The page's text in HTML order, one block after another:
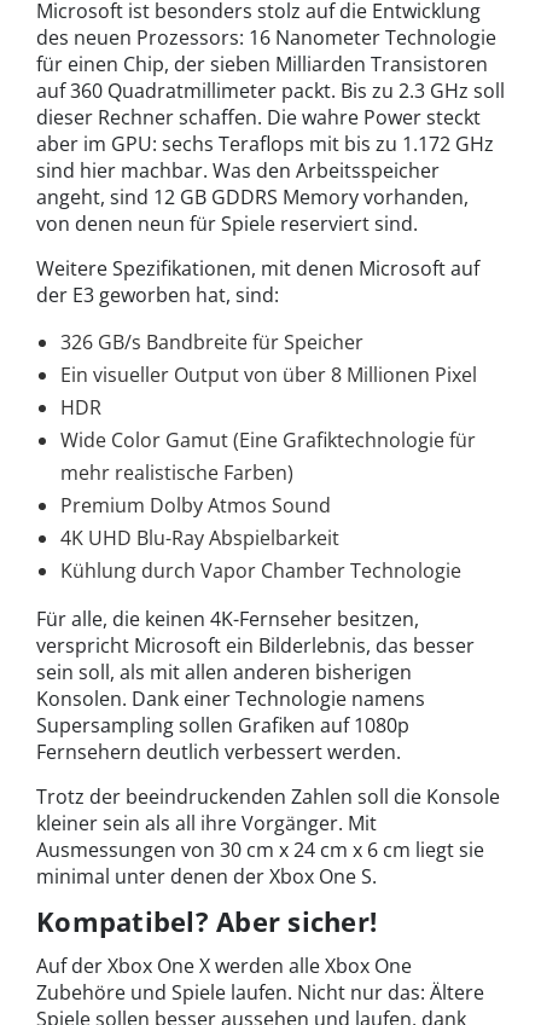
Microsoft ist besonders stolz auf die Entwicklung
des neuen Prozessors: 16 Nanometer Technologie
für einen Chip, der sieben Milliarden Transistoren
auf 360 Quadratmillimeter packt. Bis zu 2.3 GHz soll
dieser Rechner schaffen. Die wahre Power steckt
aber im GPU: sechs Teraflops mit bis zu 1.172 GHz
sind hier machbar. Was den Arbeitsspeicher
angeht, sind 12 GB GDDRS Memory vorhanden,
von denen neun für Spiele reserviert sind.
Weitere Spezifikationen, mit denen Microsoft auf
der E3 geworben hat, sind:
326 GB/s Bandbreite für Speicher
Ein visueller Output von über 8 Millionen Pixel
HDR
Wide Color Gamut (Eine Grafiktechnologie für
mehr realistische Farben)
Premium Dolby Atmos Sound
4K UHD Blu-Ray Abspielbarkeit
Kühlung durch Vapor Chamber Technologie
Für alle, die keinen 4K-Fernseher besitzen,
verspricht Microsoft ein Bilderlebnis, das besser
sein soll, als mit allen anderen bisherigen
Konsolen. Dank einer Technologie namens
Supersampling sollen Grafiken auf 1080p
Fernsehern deutlich verbessert werden.
Trotz der beeindruckenden Zahlen soll die Konsole
kleiner sein als all ihre Vorgänger. Mit
Ausmessungen von 30 cm x 24 cm x 6 cm liegt sie
minimal unter denen der Xbox One S.
Kompatibel? Aber sicher!
Auf der Xbox One X werden alle Xbox One
Zubehöre und Spiele laufen. Nicht nur das: Ältere
Spiele sollen besser aussehen und laufen, dank